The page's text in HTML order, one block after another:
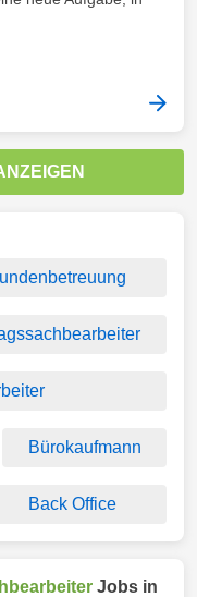
Bürokaufmann
Back Office
Jobs in